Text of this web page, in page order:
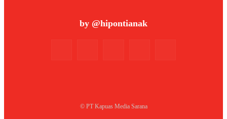
by @hipontianak
© PT Kapuas Media Sarana